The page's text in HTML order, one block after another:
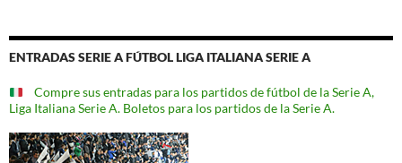
ENTRADAS SERIE A FÚTBOL LIGA ITALIANA SERIE A
Compre sus entradas para los partidos de fútbol de la Serie A,
Liga Italiana Serie A. Boletos para los partidos de la Serie A.